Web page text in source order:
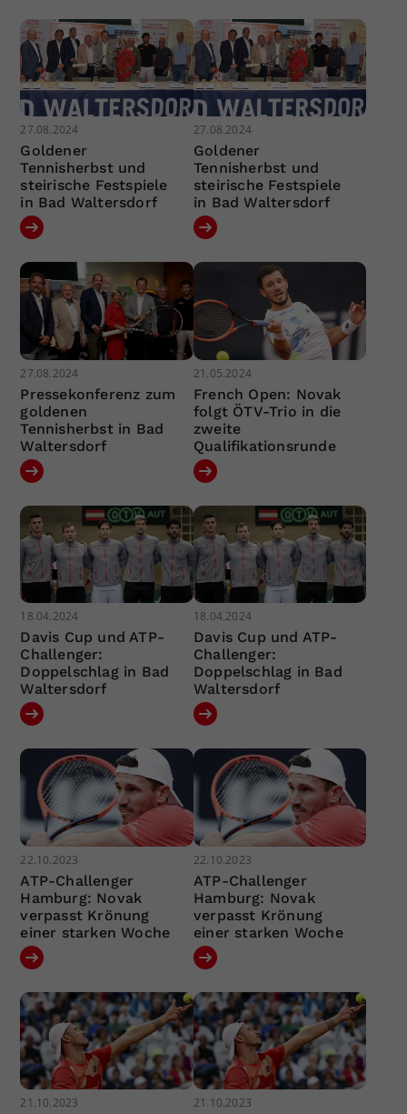
27.08.2024
Goldener
Tennisherbst und
steirische Festspiele
in Bad Waltersdorf
27.08.2024
Goldener
Tennisherbst und
steirische Festspiele
in Bad Waltersdorf
27.08.2024
Pressekonferenz zum
goldenen
Tennisherbst in Bad
Waltersdorf
21.05.2024
French Open: Novak
folgt ÖTV-Trio in die
zweite
Qualifikationsrunde
18.04.2024
Davis Cup und ATP-
Challenger:
Doppelschlag in Bad
Waltersdorf
18.04.2024
Davis Cup und ATP-
Challenger:
Doppelschlag in Bad
Waltersdorf
22.10.2023
ATP-Challenger
Hamburg: Novak
verpasst Krönung
einer starken Woche
22.10.2023
ATP-Challenger
Hamburg: Novak
verpasst Krönung
einer starken Woche
21.10.2023 21.10.2023